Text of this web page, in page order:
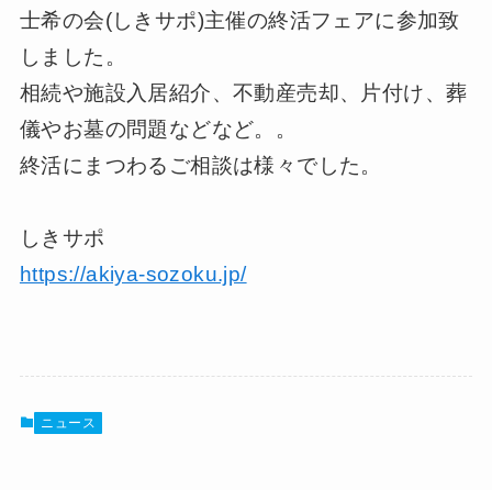
士希の会(しきサポ)主催の終活フェアに参加致
しました。
相続や施設入居紹介、不動産売却、片付け、葬
儀やお墓の問題などなど。。
終活にまつわるご相談は様々でした。
しきサポ
https://akiya-sozoku.jp/
ニュース